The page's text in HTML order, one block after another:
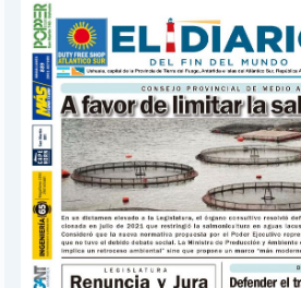
DEPORTES
POLICIALES
I-DIARIO
MÁS
BÚSQUEDA